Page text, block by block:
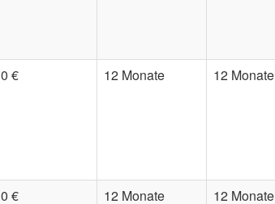
0 € 12 Monate 12 Monate
0 € 12 Monate 12 Monate